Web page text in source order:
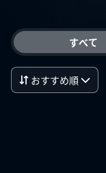
すべて
おすすめ順